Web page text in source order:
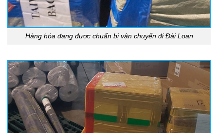
Hàng hóa đang được chuẩn bị vận chuyển đi Đài Loan